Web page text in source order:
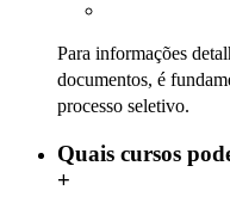
Para informações
documentos, é
processo seletivo.
Quais cursos
+